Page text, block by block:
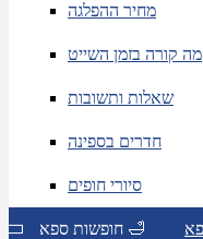
מחיר ההפלגה
מה קורה בזמן השייט
שאלות ותשובות
חדרים בספינה
סיורי חופים
חופשות ספא 🛁